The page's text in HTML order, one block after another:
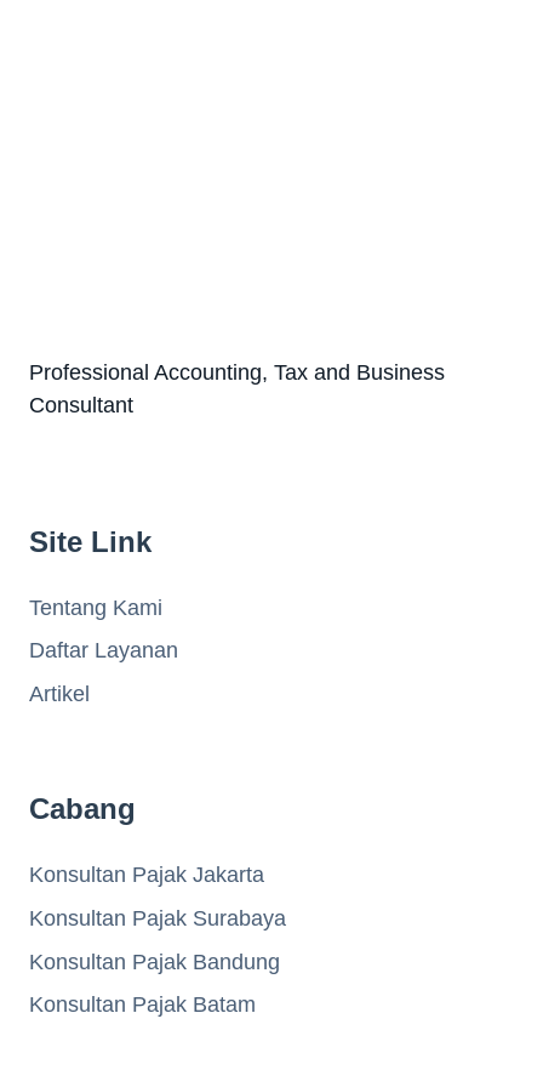
Professional Accounting, Tax and Business
Consultant
Site Link
Tentang Kami
Daftar Layanan
Artikel
Cabang
Konsultan Pajak Jakarta
Konsultan Pajak Surabaya
Konsultan Pajak Bandung
Konsultan Pajak Batam